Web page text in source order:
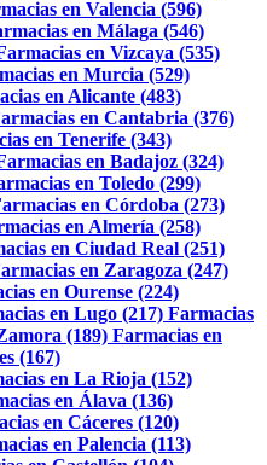
en Valencia (596)
en Málaga (546)
en Vizcaya (535)
en Murcia (529)
en Alicante (483)
en Cantabria (376)
en Tenerife (343)
en Badajoz (324)
en Toledo (299)
en Córdoba (273)
en Almería (258)
en Ciudad Real (251)
en Zaragoza (247)
en Ourense (224)
en Lugo (217) Farmacias
(189) Farmacias en
(167)
en La Rioja (152)
en Álava (136)
en Cáceres (120)
en Palencia (113)